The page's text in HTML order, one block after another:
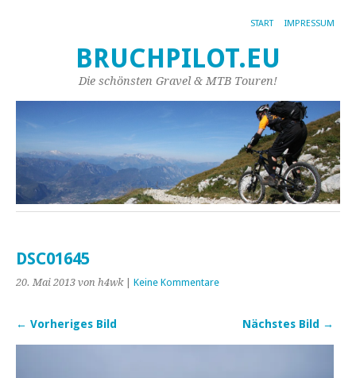
START IMPRESSUM
BRUCHPILOT.EU
Die schönsten Gravel & MTB Touren!
DSC01645
20. Mai 2013 von h4wk| Keine Kommentare
← Vorheriges Bild Nächstes Bild →